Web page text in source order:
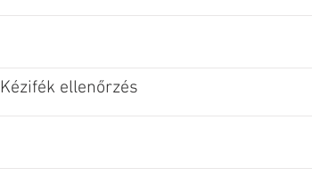
Kézifék ellenőrzés